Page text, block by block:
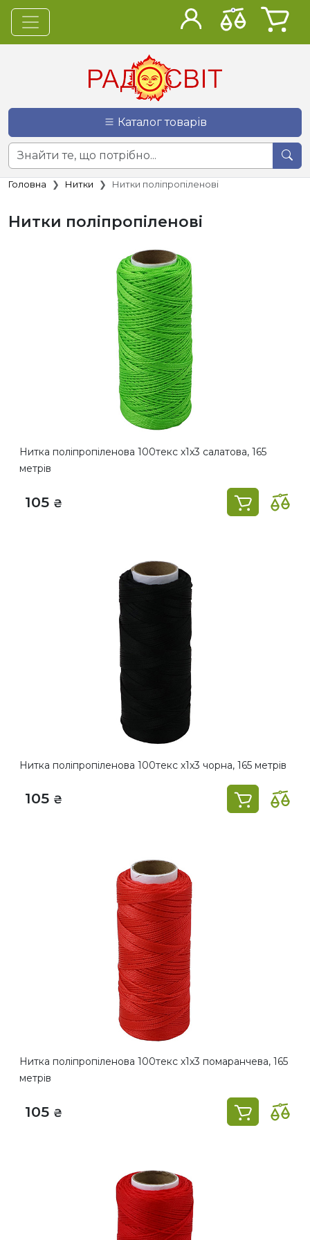
Каталог товарів
Головна Нитки Нитки поліпропіленові
Нитки поліпропіленові
Нитка поліпропіленова 100текс х1х3 салатова, 165
метрів
105 ₴
Нитка поліпропіленова 100текс х1х3 чорна, 165 метрів
105 ₴
Нитка поліпропіленова 100текс х1х3 помаранчева, 165
метрів
105 ₴